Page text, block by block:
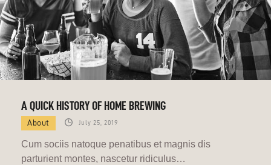
A QUICK HISTORY OF HOME BREWING
About July 25, 2019
Cum sociis natoque penatibus et magnis dis
parturient montes, nascetur ridiculus…